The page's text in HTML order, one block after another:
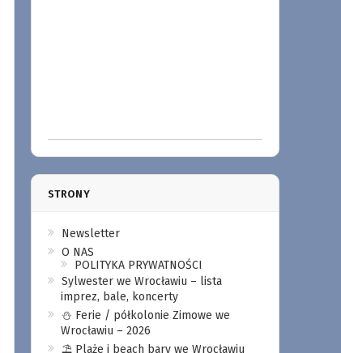
STRONY
Newsletter
O NAS
POLITYKA PRYWATNOŚCI
Sylwester we Wrocławiu – lista
imprez, bale, koncerty
⛄️ Ferie / półkolonie Zimowe we
Wrocławiu – 2026
⛱️ Plaże i beach bary we Wrocławiu